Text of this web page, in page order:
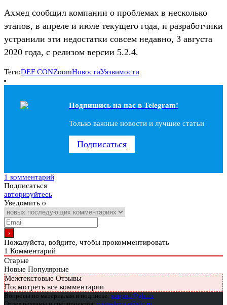
Ахмед сообщил компании о проблемах в несколько
этапов, в апреле и июле текущего года, и разработчики
устранили эти недостатки совсем недавно, 3 августа
2020 года, с релизом версии 5.2.4.
Теги:DEF CONZoomНовостиУязвимости
Подпишись на наc в Telegram!
Только важные новости и лучшие статьи
Подписаться
1 комментарий
Подписаться
авторизуйтесь
Уведомить о
Пожалуйста, войдите, чтобы прокомментировать
1 Комментарий
Старые
Новые Популярные
Межтекстовые Отзывы
Посмотреть все комментарии
Вопросы по материалам и подписке: support@glc.ru